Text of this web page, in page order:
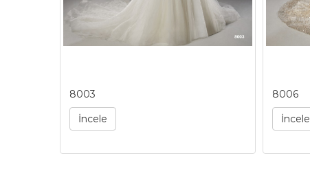
8003
İncele
8006
İncele